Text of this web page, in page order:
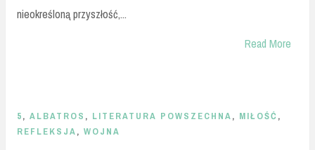
nieokreśloną przyszłość,...
Read More
5, ALBATROS , LITERATURA POWSZECHNA, MIŁOŚĆ ,
REFLEKSJA, WOJNA